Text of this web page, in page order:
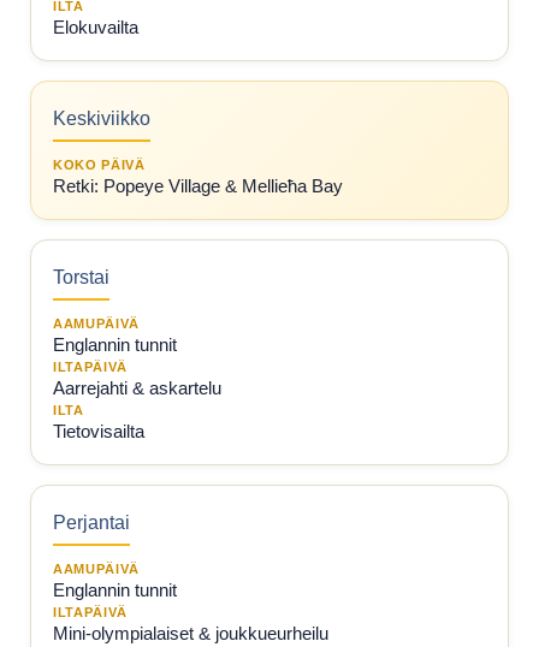
ILTA
Elokuvailta
Keskiviikko
KOKO PÄIVÄ
Retki: Popeye Village & Mellieħa Bay
Torstai
AAMUPÄIVÄ
Englannin tunnit
ILTAPÄIVÄ
Aarrejahti & askartelu
ILTA
Tietovisailta
Perjantai
AAMUPÄIVÄ
Englannin tunnit
ILTAPÄIVÄ
Mini-olympialaiset & joukkueurheilu